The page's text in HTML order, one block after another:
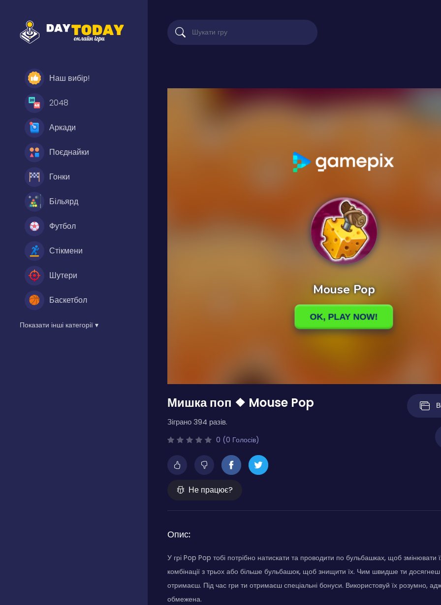
Наш вибір!
2048
Аркади
Поєднайки
Гонки
Більярд
Футбол
Стікмени
Шутери
Баскетбол
Показати інші категорії ▾
Мишка поп ❖ Mouse Pop
Зіграно 394 разів.
0 (0 Голосів)
Не працює?
Опис:
У грі Pop Pop тобі потрібно натискати та проводити по бульбашках, щоб змінювати
комбінації з трьох або більше бульбашок, щоб знищити їх. Чим швидше ти досягнеш
отримаєш. Під час гри ти отримаєш спеціальні бонуси. Використовуй їх розумно, адже
обмежена.